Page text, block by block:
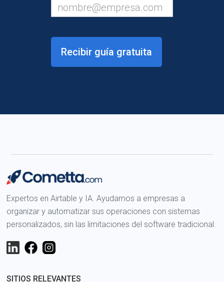
Expertos en Airtable y IA. Ayudamos a empresas a
organizar y automatizar sus operaciones con sistemas
personalizados, sin las limitaciones del software tradicional.
SITIOS RELEVANTES